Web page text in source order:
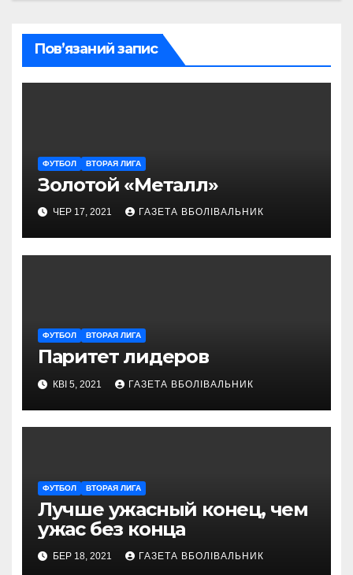
Пов’язаний запис
ФУТБОЛ ВТОРАЯ ЛИГА
Золотой «Металл»
ЧЕР 17, 2021 ГАЗЕТА ВБОЛІВАЛЬНИК
ФУТБОЛ ВТОРАЯ ЛИГА
Паритет лидеров
КВІ 5, 2021 ГАЗЕТА ВБОЛІВАЛЬНИК
ФУТБОЛ ВТОРАЯ ЛИГА
Лучше ужасный конец, чем
ужас без конца
БЕР 18, 2021 ГАЗЕТА ВБОЛІВАЛЬНИК